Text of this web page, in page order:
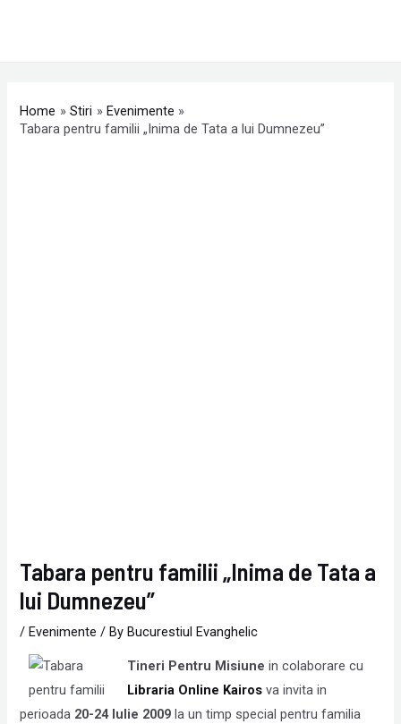
Home Stiri
Evenimente
Tabara pentru familii „Inima de Tata a lui Dumnezeu”
Tabara pentru familii „Inima de Tata a
lui Dumnezeu”
/Evenimente / ByBucurestiul Evanghelic
Tineri Pentru Misiune in colaborare cu
Libraria Online Kairos va invita in
perioada 20-24 Iulie 2009 la un timp special pentru familia